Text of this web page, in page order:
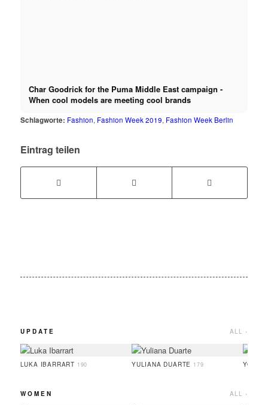
Char Goodrick for the Puma Middle East campaign -
When cool models are meeting cool brands
Schlagworte: Fashion, Fashion Week 2019, Fashion Week Berlin
Eintrag teilen
UPDATE ALL ›
LUKA IBARRART 190 YULIANA DUARTE 179 YOO
WOMEN ALL ›